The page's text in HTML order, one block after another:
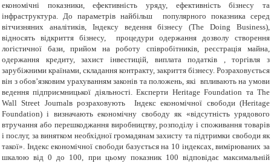
економічні показники, ефективність уряду, ефективність бізнесу та
інфраструктура. До параметрів найбільш популярного показника серед
вітчизняних аналітиків, Індексу ведення бізнесу (The Doing Business),
відносять відкриття бізнесу, процедури одержання дозволу створення
логістичної бази, прийом на роботу співробітників, реєстрація майна,
одержання кредиту, захист інвестицій, виплата податків , торгівля з
зарубіжними країнами, складання контракту, закриття бізнесу. Розраховується
він з обов’язковим урахуванням законів та положень, які впливають на умови
ведення підприємницької діяльності. Експерти Heritage Foundation та The
Wall Street Journalв розраховують Індекс економічної свободи (Heritage
Foundation) і визначають економічну свободу як «відсутність урядового
втручання або перешкоджання виробництву, розподілу і споживання товарів
і послуг, за винятком необхідної громадянам захисту та підтримки свободи як
такої». Індекс економічної свободи базується на 10 індексах, вимірюваних за
шкалою від 0 до 100, при цьому показник 100 відповідає максимальній